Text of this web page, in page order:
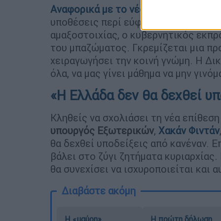
Αναφορικά με το νέο πόρισμα για
υποθέσεις περί εύφλεκτου φορτίου
αμαξοστοιχίας, ο κυβερνητικός
του μπαζώματος. Γκρεμίζεται μια
χειραγωγήσει την κοινή γνώμη. Η
όλα, να μας γίνει μάθημα να μην
«Η Ελλάδα δεν θα δεχθεί
Κληθείς να σχολιάσει τη νέα
υπουργός Εξωτερικών, Χακάν Φιντάν
θα δεχθεί υποδείξεις από κανέναν.
βάλει στο ζύγι ζητήματα
θα συνεχίσει να ισχυροποιείται και
Διαβάστε ακόμη
Η «μαύρη»
Η πρώτη δήλωση